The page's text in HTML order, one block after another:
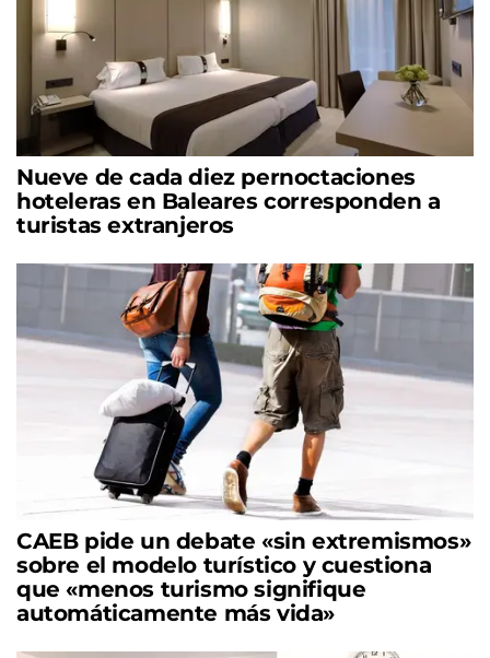
Nueve de cada diez pernoctaciones
hoteleras en Baleares corresponden a
turistas extranjeros
CAEB pide un debate «sin extremismos»
sobre el modelo turístico y cuestiona
que «menos turismo signifique
automáticamente más vida»